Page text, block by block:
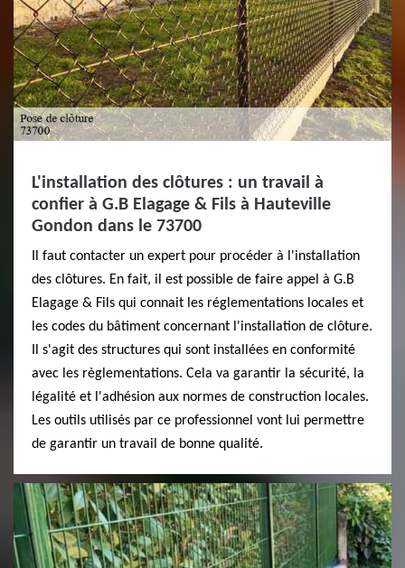
L'installation des clôtures : un travail à
confier à G.B Elagage & Fils à Hauteville
Gondon dans le 73700
Il faut contacter un expert pour procéder à l'installation
des clôtures. En fait, il est possible de faire appel à G.B
Elagage & Fils qui connait les réglementations locales et
les codes du bâtiment concernant l'installation de clôture.
Il s'agit des structures qui sont installées en conformité
avec les règlementations. Cela va garantir la sécurité, la
légalité et l'adhésion aux normes de construction locales.
Les outils utilisés par ce professionnel vont lui permettre
de garantir un travail de bonne qualité.